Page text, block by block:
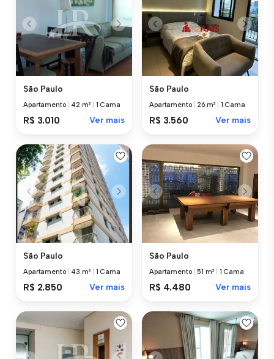
São Paulo
Apartamento 42 m² 1 Cama
R$ 3.010 Ver mais
São Paulo
Apartamento |26 m² 1 Cama
R$ 3.560 Ver mais
São Paulo
Apartamento 43 m² 1 Cama
R$ 2.850 Ver mais
São Paulo
Apartamento |51 m² 1 Cama
R$ 4.480 Ver mais